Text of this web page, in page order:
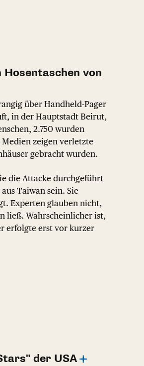
von
über Handheld-Pager
in der Hauptstadt Beirut,
2.750 wurden
zeigen verletzte
gebracht wurden.
die Attacke durchgeführt
Taiwan sein. Sie
Experten glauben nicht,
ließ. Wahrscheinlicher ist,
erfolgte erst vor kurzer
der USA